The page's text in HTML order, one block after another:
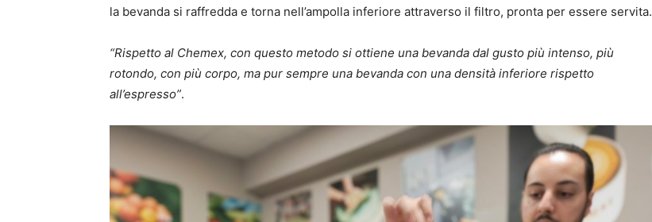
la bevanda si raffredda e torna nell’ampolla inferiore attraverso il filtro, pronta per essere servita.
“Rispetto al Chemex, con questo metodo si ottiene una bevanda dal gusto più intenso, più
rotondo, con più corpo, ma pur sempre una bevanda con una densità inferiore rispetto
all’espresso”.